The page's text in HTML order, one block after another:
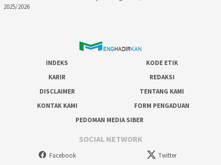
2025/2026
INDEKS
KODE ETIK
KARIR
REDAKSI
DISCLAIMER
TENTANG KAMI
KONTAK KAMI
FORM PENGADUAN
PEDOMAN MEDIA SIBER
SOCIAL NETWORK
Facebook
Twitter